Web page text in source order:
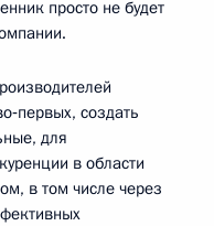
просто не будет
создать
для
в области
в том числе через